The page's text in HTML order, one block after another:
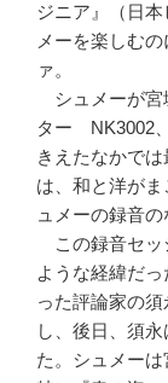
ジニア』（日
メーを楽しむ
ァ。
シュメーが宮
ター NK3002
きえたなかで
は、和と洋が
ュメーの録音
この録音セッ
ような経緯だ
った評論家の
し、後日、須
た。シュメーは